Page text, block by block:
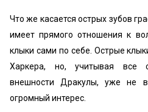
Что же касается острых зубов
имеет прямого отношения к
клыки сами по себе. Острые
Харкера, но, учитывая все
внешности Дракулы, уже не
огромный интерес.